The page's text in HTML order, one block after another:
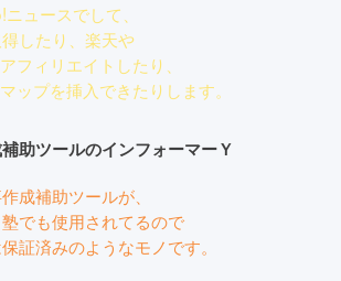
ュースでして、
したり、楽天や
フィリエイトしたり、
ップを挿入できたりします。
助ツールのインフォーマーＹ
成補助ツールが、
でも使用されてるので
証済みのようなモノです。